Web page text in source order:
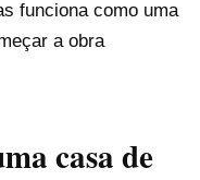
funciona como uma
a obra
casa de